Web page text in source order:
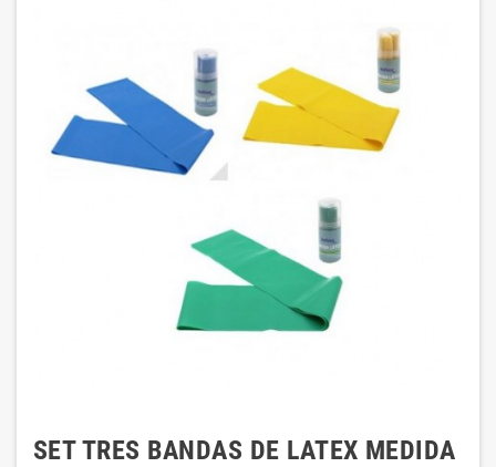
SET TRES BANDAS DE LATEX MEDIDA